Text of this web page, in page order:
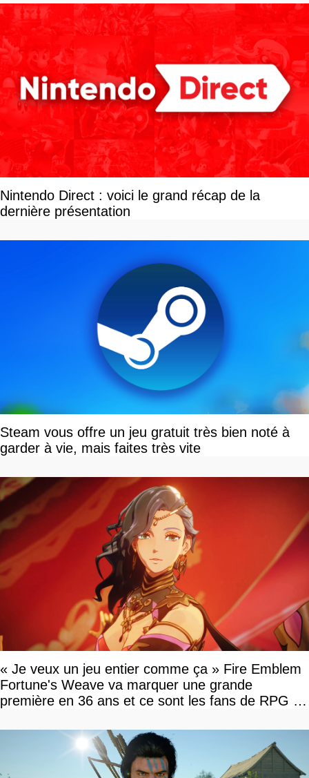
Nintendo Direct : voici le grand récap de la
dernière présentation
Steam vous offre un jeu gratuit très bien noté à
garder à vie, mais faites très vite
« Je veux un jeu entier comme ça » Fire Emblem
Fortune's Weave va marquer une grande
première en 36 ans et ce sont les fans de RPG en